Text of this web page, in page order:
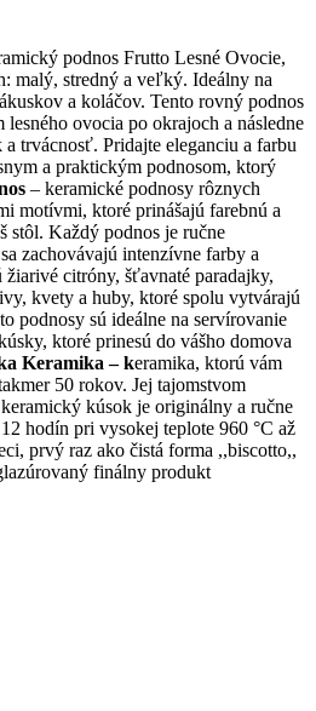
podnos Frutto Lesné Ovocie,
malý, stredný a veľký. Ideálny na
a koláčov. Tento rovný podnos
ovocia po okrajoch a následne
trvácnosť. Pridajte eleganciu a farbu
a praktickým podnosom, ktorý
– keramické podnosy rôznych
motívmi, ktoré prinášajú farebnú a
stôl. Každý podnos je ručne
zachovávajú intenzívne farby a
citróny, šťavnaté paradajky,
kvety a huby, ktoré spolu vytvárajú
podnosy sú ideálne na servírovanie
ktoré prinesú do vášho domova
Keramika – keramika, ktorú vám
50 rokov. Jej tajomstvom
kúsok je originálny a ručne
hodín pri vysokej teplote 960 °C až
prvý raz ako čistá forma ,,biscotto,,
finálny produkt